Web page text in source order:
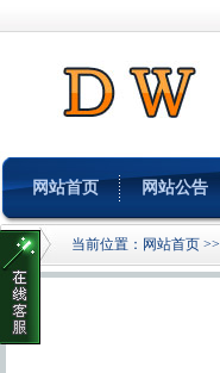
网站首页 网站公告
当前位置： 网站首页 >>